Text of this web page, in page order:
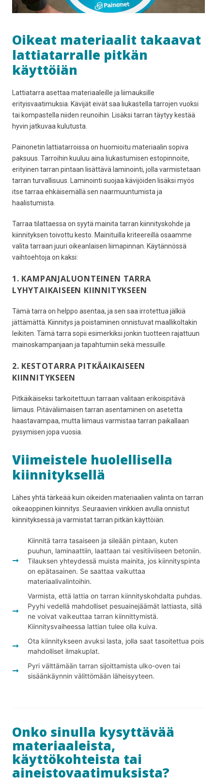
Oikeat materiaalit takaavat
lattiatarralle pitkän
käyttöiän
Lattiatarra asettaa materiaaleille ja liimauksille
erityisvaatimuksia. Kävijät eivät saa liukastella tarrojen vuoksi
tai kompastella niiden reunoihin. Lisäksi tarran täytyy kestää
hyvin jatkuvaa kulutusta.
Painonetin lattiatarroissa on huomioitu materiaalin sopiva
paksuus. Tarroihin kuuluu aina liukastumisen estopinnoite,
erityinen tarran pintaan lisättävä laminointi, jolla varmistetaan
tarran turvallisuus. Laminointi suojaa kävijöiden lisäksi myös
itse tarraa ehkäisemällä sen naarmuuntumista ja
haalistumista.
Tarraa tilattaessa on syytä mainita tarran kiinnityskohde ja
kiinnityksen toivottu kesto. Mainituilla kriteereillä osaamme
valita tarraan juuri oikeanlaisen liimapinnan. Käytännössä
vaihtoehtoja on kaksi:
1. KAMPANJALUONTEINEN TARRA
LYHYTAIKAISEEN KIINNITYKSEEN
Tämä tarra on helppo asentaa, ja sen saa irrotettua jälkiä
jättämättä. Kiinnitys ja poistaminen onnistuvat maallikoltakin
leikiten. Tämä tarra sopii esimerkiksi jonkin tuotteen rajattuun
mainoskampanjaan ja tapahtumiin sekä messuille.
2. KESTOTARRA PITKÄAIKAISEEN
KIINNITYKSEEN
Pitkäikäiseksi tarkoitettuun tarraan valitaan erikoispitävä
liimaus. Pitäväliimaisen tarran asentaminen on asetetta
haastavampaa, mutta liimaus varmistaa tarran paikallaan
pysymisen jopa vuosia.
Viimeistele huolellisella
kiinnityksellä
Lähes yhtä tärkeää kuin oikeiden materiaalien valinta on tarran
oikeaoppinen kiinnitys. Seuraavien vinkkien avulla onnistut
kiinnityksessä ja varmistat tarran pitkän käyttöiän.
Kiinnitä tarra tasaiseen ja sileään pintaan, kuten
puuhun, laminaattiin, laattaan tai vesitiiviiseen betoniin.
Tilauksen yhteydessä muista mainita, jos kiinnityspinta
on epätasainen. Se saattaa vaikuttaa
materiaalivalintoihin.
Varmista, että lattia on tarran kiinnityskohdalta puhdas.
Pyyhi vedellä mahdolliset pesuainejäämät lattiasta, sillä
ne voivat vaikeuttaa tarran kiinnittymistä.
Kiinnitysvaiheessa lattian tulee olla kuiva.
Ota kiinnitykseen avuksi lasta, jolla saat tasoitettua pois
mahdolliset ilmakuplat.
Pyri välttämään tarran sijoittamista ulko-oven tai
sisäänkäynnin välittömään läheisyyteen.
Onko sinulla kysyttävää
materiaaleista,
käyttökohteista tai
aineistovaatimuksista?